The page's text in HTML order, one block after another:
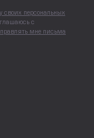
своих персональных
с
мне письма